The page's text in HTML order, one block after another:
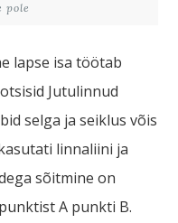
pole
lapse isa töötab
Jutulinnud
selga ja seiklus võis
linnaliini ja
sõitmine on
A punkti B.